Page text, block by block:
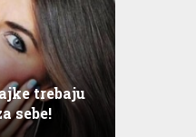
trebaju
sebe!